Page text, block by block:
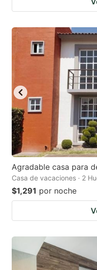
Agradable casa para
Casa de vacaciones · 2
$1,291 por noche